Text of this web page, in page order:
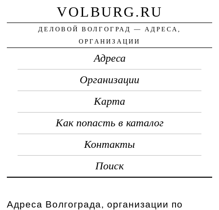
VOLBURG.RU
ДЕЛОВОЙ ВОЛГОГРАД — АДРЕСА,
ОРГАНИЗАЦИИ
Адреса
Организации
Карта
Как попасть в каталог
Контакты
Поиск
Адреса Волгограда, организации по